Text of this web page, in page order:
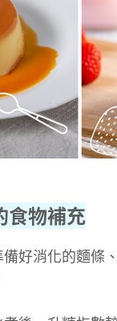
食物補充
好消化的麵條